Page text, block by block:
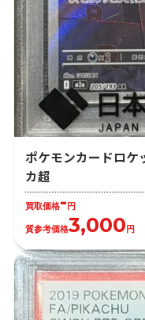
ポケモンカードロケ
カ超
買取価格- 円
質参考価格3,000 円